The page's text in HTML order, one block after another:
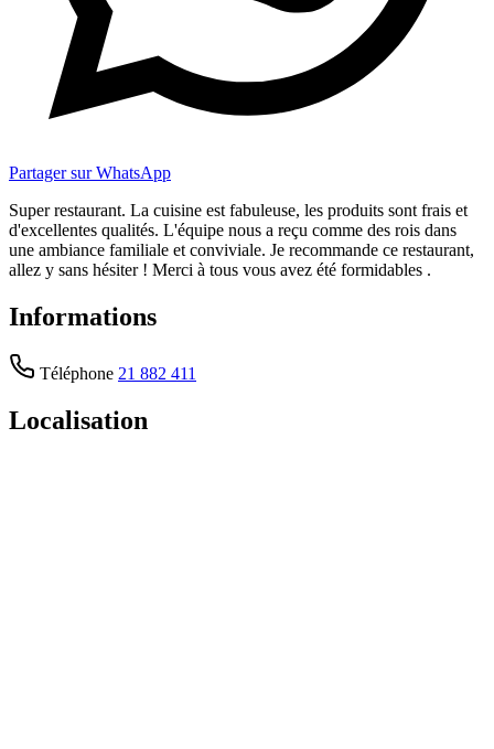
Partager sur WhatsApp
Super restaurant. La cuisine est fabuleuse, les produits sont frais et
d'excellentes qualités. L'équipe nous a reçu comme des rois dans
une ambiance familiale et conviviale. Je recommande ce restaurant,
allez y sans hésiter ! Merci à tous vous avez été formidables .
Informations
Téléphone 21 882 411
Localisation